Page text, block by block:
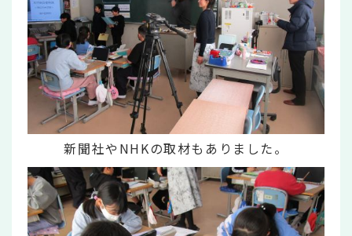
新聞社やNHKの取材もありました。